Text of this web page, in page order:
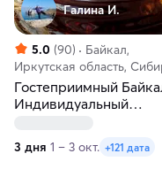
Галина И.
5.0 (90)
Байкал,
Иркутская область,
Гостеприимный
Индивидуальный
3 дня 1 – 3 окт. +121 дата